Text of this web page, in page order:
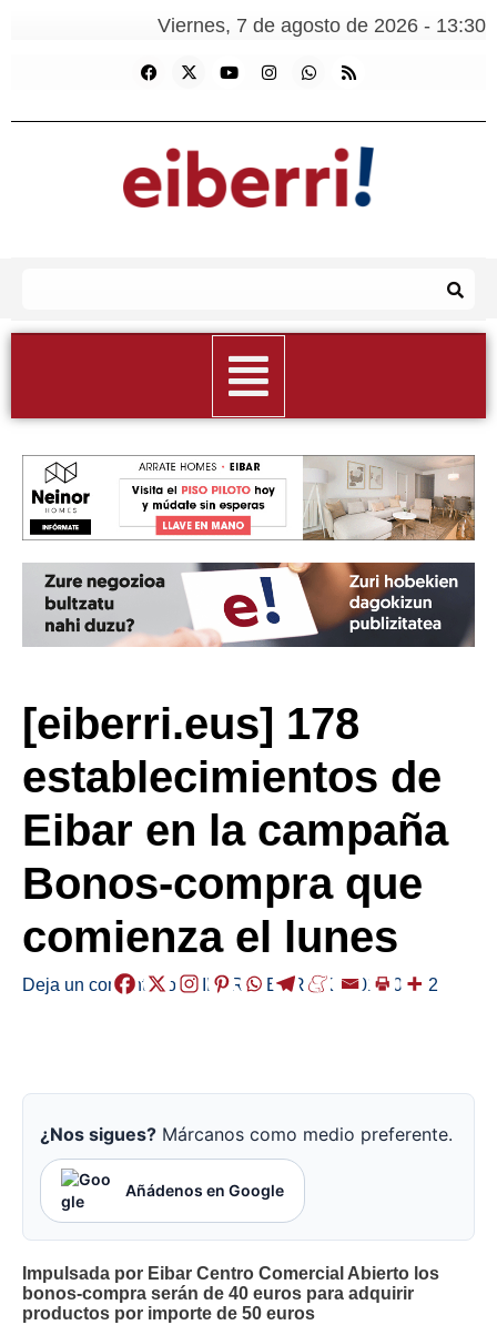
Viernes, 7 de agosto de 2026 - 13:30
[eiberri.eus] 178
establecimientos de
Eibar en la campaña
Bonos-compra que
comienza el lunes
Deja un comentario /EIBAR ,HERRIAK /2019-03-02
¿Nos sigues? Márcanos como medio preferente.
Añádenos en Google
Impulsada por Eibar Centro Comercial Abierto los
bonos-compra serán de 40 euros para adquirir
productos por importe de 50 euros